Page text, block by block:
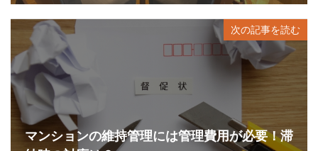
次の記事を読む
マンションの維持管理には管理費用が必要！滞